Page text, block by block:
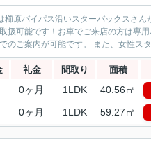
原バイパス沿いスターバックスさん
可能です！お車でご来店の方は専
のご案内が可能です。 また、女性ス
礼金 間取り 面積
0ヶ月 1LDK 40.56㎡
0ヶ月 1LDK 59.27㎡